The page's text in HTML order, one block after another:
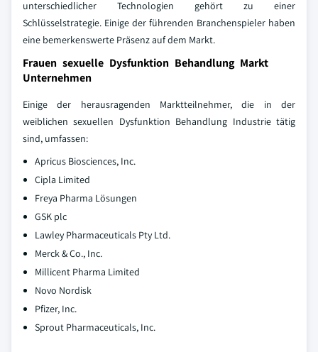
unterschiedlicher Technologien gehört zu einer
Schlüsselstrategie. Einige der führenden Branchenspieler haben
eine bemerkenswerte Präsenz auf dem Markt.
Frauen sexuelle Dysfunktion Behandlung Markt
Unternehmen
Einige der herausragenden Marktteilnehmer, die in der
weiblichen sexuellen Dysfunktion Behandlung Industrie tätig
sind, umfassen:
Apricus Biosciences, Inc.
Cipla Limited
Freya Pharma Lösungen
GSK plc
Lawley Pharmaceuticals Pty Ltd.
Merck & Co., Inc.
Millicent Pharma Limited
Novo Nordisk
Pfizer, Inc.
Sprout Pharmaceuticals, Inc.